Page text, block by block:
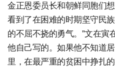
金正恩委员长和朝鲜同胞们
看到了在困难的时期坚守民
的不屈不挠的勇气。”文在寅
他自己写的。如果他不知道
里，在最严重的贫困中挣扎